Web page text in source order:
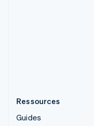
Ressources
Guides